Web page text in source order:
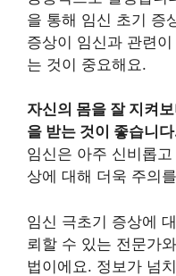
을 통해 임신 초기 증
증상이 임신과 관련
는 것이 중요해요.
자신의 몸을 잘 지켜
을 받는 것이 좋습니
임신은 아주 신비롭
상에 대해 더욱 주의
임신 극초기 증상에
뢰할 수 있는 전문가
법이에요. 정보가 넘